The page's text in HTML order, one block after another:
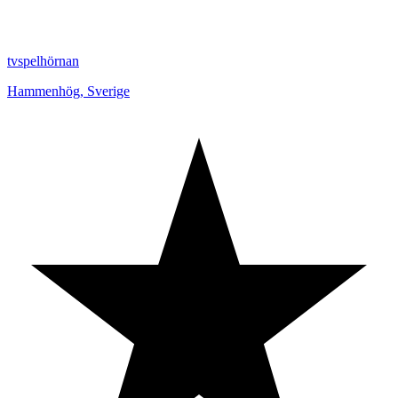
tvspelhörnan
Hammenhög, Sverige